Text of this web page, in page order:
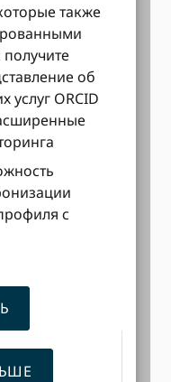
также
об
услуг ORCID
с